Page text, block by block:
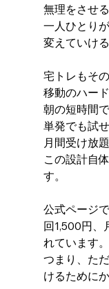
無理をさせ
一人ひとり
変えていけ
宅トレもそ
移動のハー
朝の短時間
単発でも試せ
月間受け放
この設計自
す。
公式ページ
回1,500円、
れています。
つまり、た
けるために